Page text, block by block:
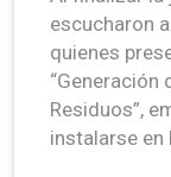
escucharon
quienes
“Generación
Residuos”,
instalarse en